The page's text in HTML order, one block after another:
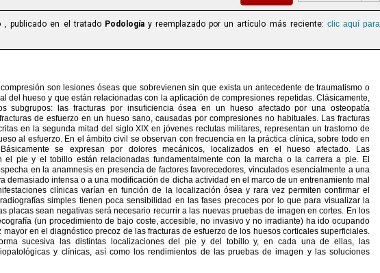
, publicado en el tratado Podologíay reemplazado por un artículo más reciente: clic aquí para
son lesiones óseas que sobrevienen sin que exista un antecedente de traumatismo o
del hueso y que están relacionadas con la aplicación de compresiones repetidas. Clásicamente,
subgrupos: las fracturas por insuficiencia ósea en un hueso afectado por una osteopatía
de esfuerzo en un hueso sano, causadas por compresiones no habituales. Las fracturas
en la segunda mitad del siglo XIX en jóvenes reclutas militares, representan un trastorno de
al esfuerzo. En el ámbito civil se observan con frecuencia en la práctica clínica, sobre todo en
se expresan por dolores mecánicos, localizados en el hueso afectado. Las
el pie y el tobillo están relacionadas fundamentalmente con la marcha o la carrera a pie. El
en la anamnesis en presencia de factores favorecedores, vinculados esencialmente a una
demasiado intensa o a una modificación de dicha actividad en el marco de un entrenamiento mal
clínicas varían en función de la localización ósea y rara vez permiten confirmar el
simples tienen poca sensibilidad en las fases precoces por lo que para visualizar la
placas sean negativas será necesario recurrir a las nuevas pruebas de imagen en cortes. En los
(un procedimiento de bajo coste, accesible, no invasivo y no irradiante) ha ido ocupando
mayor en el diagnóstico precoz de las fracturas de esfuerzo de los huesos corticales superficiales.
sucesiva las distintas localizaciones del pie y del tobillo y, en cada una de ellas, las
y clínicas, así como los rendimientos de las pruebas de imagen y las soluciones